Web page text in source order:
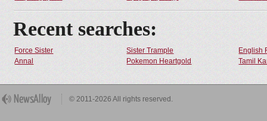
Recent searches:
Force Sister Sister Trample
English
Annal
Pokemon Heartgold Tamil
© 2011-2026 All rights reserved.